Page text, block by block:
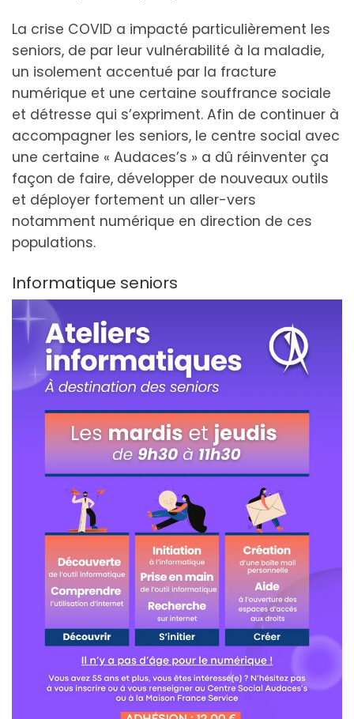
La crise COVID a impacté particulièrement les
seniors, de par leur vulnérabilité à la maladie,
un isolement accentué par la fracture
numérique et une certaine souffrance sociale
et détresse qui s’expriment. Afin de continuer à
accompagner les seniors, le centre social avec
une certaine « Audaces’s » a dû réinventer ça
façon de faire, développer de nouveaux outils
et déployer fortement un aller-vers
notamment numérique en direction de ces
populations.
Informatique seniors